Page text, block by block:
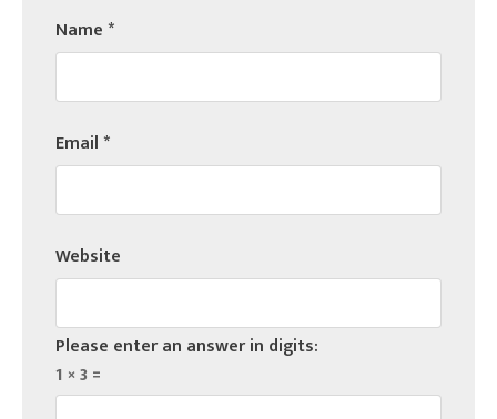
Name*
Email*
Website
Please enter an answer in digits:
1 × 3 =